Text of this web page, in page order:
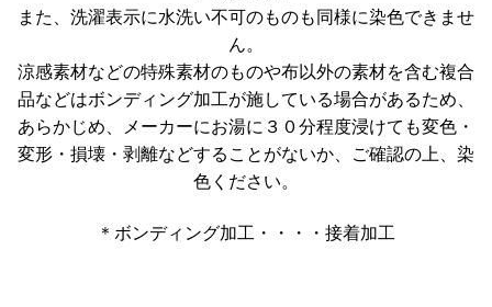
また、洗濯表示に水洗い不可のものも同様に染色できませ
ん。
涼感素材などの特殊素材のものや布以外の素材を含む複合
品などはボンディング加工が施している場合があるため、
あらかじめ、メーカーにお湯に３０分程度浸けても変色・
変形・損壊・剥離などすることがないか、ご確認の上、染
色ください。
＊ボンディング加工・・・・接着加工